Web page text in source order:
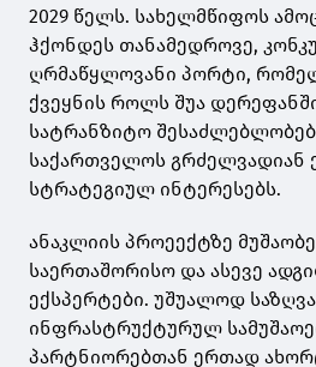
2029 წელს. სახელმწიფოს
ჰქონდეს თანამედროვე,
ღრმაწყლოვანი პორტი,
ქვეყნის როლს შუა
სატრანზიტო
საქართველოს გრძელვადიან
სტრატეგიულ ინტერესებს.
ანაკლიის პროეექტზე
საერთაშორისო და ასევე
ექსპერტები. უშუალოდ
ინფრასტრუქტურულ
პარტნიორებთან ერთად